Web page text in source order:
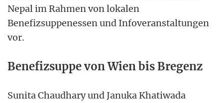
Nepal im Rahmen von lokalen
Benefizsuppenessen und Infoveranstaltungen
vor.
Benefizsuppe von Wien bis Bregenz
Sunita Chaudhary und Januka Khatiwada